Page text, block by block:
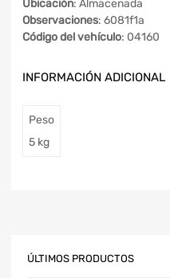
Ubicación: Almacenada
Observaciones: 6081f1a
Código del vehículo: 04160
INFORMACIÓN ADICIONAL
Peso
5 kg
ÚLTIMOS PRODUCTOS